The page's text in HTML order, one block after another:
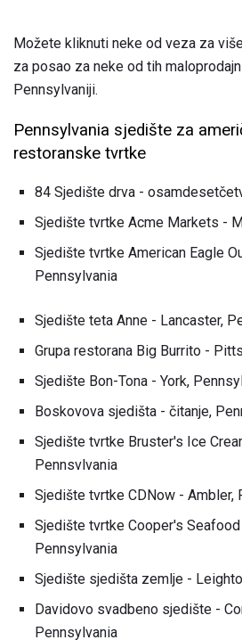
Možete kliknuti neke od veza za
za posao za neke od tih
Pennsylvaniji.
Pennsylvania sjedište za
restoranske tvrtke
84 Sjedište drva -
Sjedište tvrtke Acme Markets -
Sjedište tvrtke American Eagle
Pennsylvania
Sjedište teta Anne - Lancaster,
Grupa restorana Big Burrito -
Sjedište Bon-Tona - York,
Boskovova sjedišta - čitanje,
Sjedište tvrtke Bruster's Ice
Pennsvlvania
Sjedište tvrtke CDNow - Ambler,
Sjedište tvrtke Cooper's
Pennsylvania
Sjedište sjedišta zemlje -
Davidovo svadbeno sjedište -
Pennsylvania